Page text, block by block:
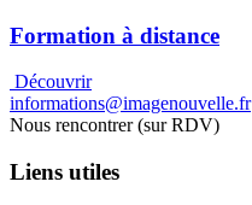
Formation à distance
Découvrir
informations@imagenouvelle.fr
Nous rencontrer (sur RDV)
Liens utiles